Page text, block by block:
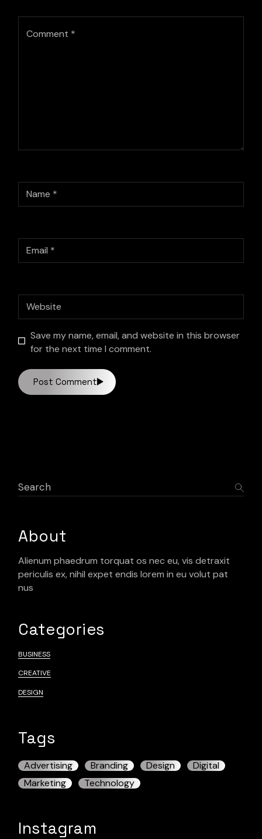
Save my name, email, and website in this browser
for the next time I comment.
Post Comment
About
Alienum phaedrum torquat os nec eu, vis detraxit
periculis ex, nihil expet endis lorem in eu volut pat
nus
Categories
BUSINESS
CREATIVE
DESIGN
Tags
Advertising Branding Design
Digital
Marketing
Technology
Instagram